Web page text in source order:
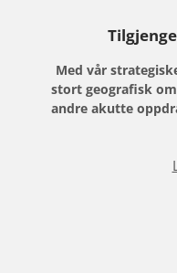
Med vår
stort geografisk
andre akutte